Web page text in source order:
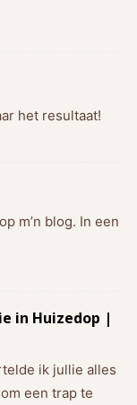
het resultaat!
m’n blog. In een
in Huizedop |
ik jullie alles
een trap te